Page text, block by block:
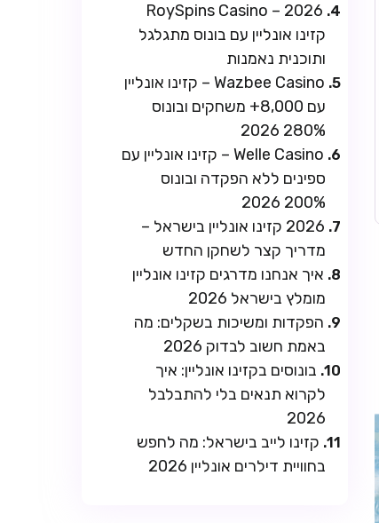
RoySpins Casino – 2026
קזינו אונליין עם בונוס מתגלגל
ותוכנית נאמנות
Wazbee Casino – קזינו אונליין
עם 8,000+ משחקים ובונוס
280% 2026
Welle Casino – קזינו אונליין עם
ספינים ללא הפקדה ובונוס
200% 2026
2026 קזינו אונליין בישראל –
מדריך קצר לשחקן החדש
איך אנחנו מדרגים קזינו אונליין
מומלץ בישראל 2026
הפקדות ומשיכות בשקלים: מה
באמת חשוב לבדוק 2026
בונוסים בקזינו אונליין: איך
לקרוא תנאים בלי להתבלבל
2026
קזינו לייב בישראל: מה לחפש
בחוויית דילרים אונליין 2026